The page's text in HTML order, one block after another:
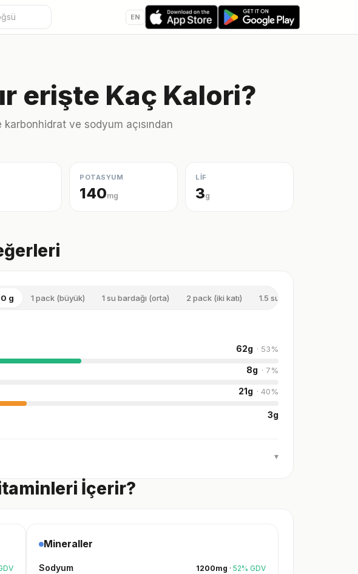
EN
erişte Kaç Kalori?
karbonhidrat ve sodyum açısından
POTASYUM
140mg
LİF
3g
g 1 pack (büyük) 1 su bardağı (orta) 2 pack (iki katı) 1.5 su bardağı (büyük)
62g · 53%
8g · 7%
21g · 40%
3g
▾
İçerir?
Mineraller
Sodyum 1200mg · 52% GDV